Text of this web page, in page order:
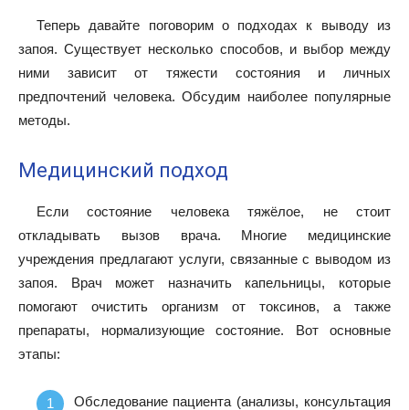
Теперь давайте поговорим о подходах к выводу из
запоя. Существует несколько способов, и выбор между
ними зависит от тяжести состояния и личных
предпочтений человека. Обсудим наиболее популярные
методы.
Медицинский подход
Если состояние человека тяжёлое, не стоит
откладывать вызов врача. Многие медицинские
учреждения предлагают услуги, связанные с выводом из
запоя. Врач может назначить капельницы, которые
помогают очистить организм от токсинов, а также
препараты, нормализующие состояние. Вот основные
этапы:
Обследование пациента (анализы, консультация